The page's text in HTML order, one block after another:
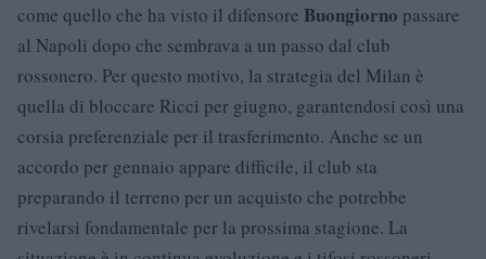
come quello che ha visto il difensore Buongiorno passare
al Napoli dopo che sembrava a un passo dal club
rossonero. Per questo motivo, la strategia del Milan è
quella di bloccare Ricci per giugno, garantendosi così una
corsia preferenziale per il trasferimento. Anche se un
accordo per gennaio appare difficile, il club sta
preparando il terreno per un acquisto che potrebbe
rivelarsi fondamentale per la prossima stagione. La